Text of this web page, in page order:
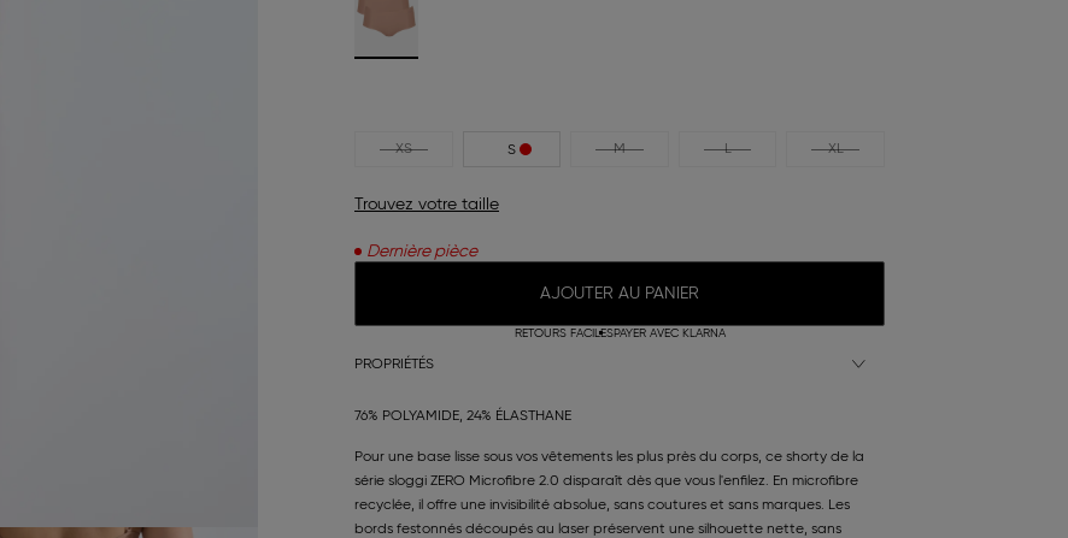
XS S M L XL
Trouvez votre taille
Dernière pièce
AJOUTER AU PANIER
RETOURS FACILESPAYER AVEC KLARNA
PROPRIÉTÉS
76% POLYAMIDE, 24% ÉLASTHANE
Pour une base lisse sous vos vêtements les plus près du corps, ce shorty de la
série sloggi ZERO Microfibre 2.0 disparaît dès que vous l'enfilez. En microfibre
recyclée, il offre une invisibilité absolue, sans coutures et sans marques. Les
bords festonnés découpés au laser préservent une silhouette nette, sans